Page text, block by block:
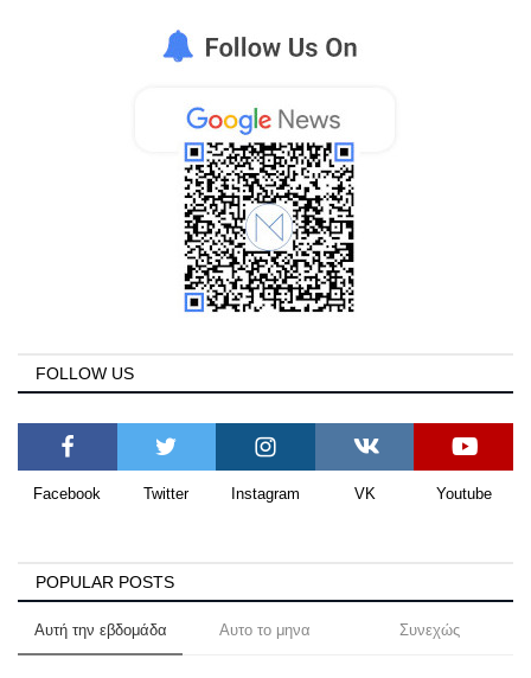
FOLLOW US
Facebook Twitter Instagram VK Youtube
POPULAR POSTS
Αυτή την εβδομάδα Αυτο το μηνα Συνεχώς